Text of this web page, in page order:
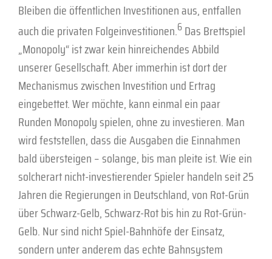
Bleiben die öffentlichen Investitionen aus, entfallen
auch die privaten Folgeinvestitionen.6Das Brettspiel
„Monopoly“ ist zwar kein hinreichendes Abbild
unserer Gesellschaft. Aber immerhin ist dort der
Mechanismus zwischen Investition und Ertrag
eingebettet. Wer möchte, kann einmal ein paar
Runden Monopoly spielen, ohne zu investieren. Man
wird feststellen, dass die Ausgaben die Einnahmen
bald übersteigen – solange, bis man pleite ist. Wie ein
solcherart nicht-investierender Spieler handeln seit 25
Jahren die Regierungen in Deutschland, von Rot-Grün
über Schwarz-Gelb, Schwarz-Rot bis hin zu Rot-Grün-
Gelb. Nur sind nicht Spiel-Bahnhöfe der Einsatz,
sondern unter anderem das echte Bahnsystem